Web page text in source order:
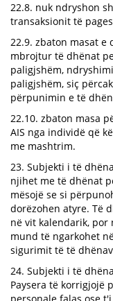
22.8. nuk ndryshon
transaksionit të
22.9. zbaton masat
mbrojtur të dhënat
paligjshëm,
paligjshëm, siç
përpunimin e të
22.10. zbaton masa
AIS nga individë që
me mashtrim.
23. Subjekti i të
njihet me të dhënat
mësojë se si
dorëzohen atyre. Të
në vit kalendarik,
mund të ngarkohet
sigurimit të të
24. Subjekti i të
Paysera të korrigjojë